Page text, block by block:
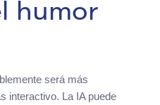
humor
será más
interactivo. La IA puede